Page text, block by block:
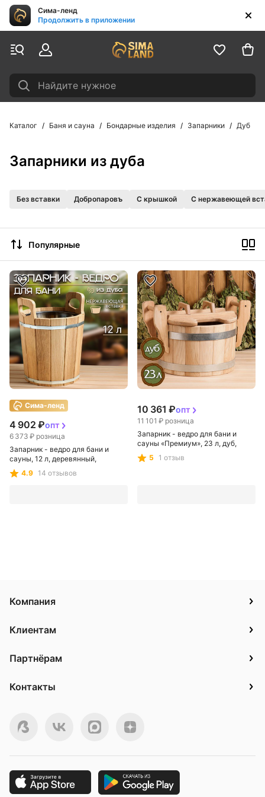
Сима-ленд
Продолжить в приложении
Найдите нужное
Каталог Баня и сауна Бондарные изделия Запарники Дуб
Запарники из дуба
Без вставки Добропаровъ С крышкой С нержавеющей
Популярные
Сима-ленд
6 373 ₽ розница
4 902 ₽опт
Запарник - ведро для бани и
сауны, 12 л, деревянный,
нержавеющая вставка,
«Добропаровъ»
4.9 14 отзывов
11 101 ₽ розница
10 361 ₽опт
Запарник - ведро для бани и
сауны «Премиум», 23 л, дуб,
нержавеющий обруч, с крышкой,
«Добропаровъ»
5 1 отзыв
Компания
Клиентам
Партнёрам
Контакты